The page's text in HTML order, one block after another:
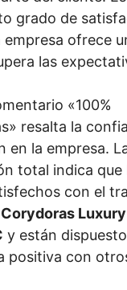
grado de
empresa ofrece
las
«100%
resalta la
en la empresa.
total indica que
con el
Corydoras
y están
positiva con